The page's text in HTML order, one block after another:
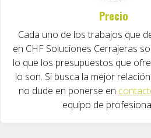
Precio
Cada uno de los trabajos que
en CHF Soluciones Cerrajeras
lo que los presupuestos que
lo son. Si busca la mejor
no dude en ponerse en
equipo de